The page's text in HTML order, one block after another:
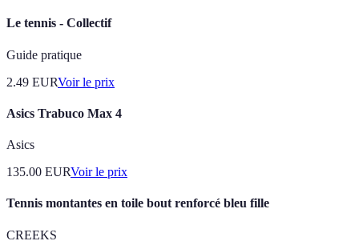
Le tennis - Collectif
Guide pratique
2.49 EURVoir le prix
Asics Trabuco Max 4
Asics
135.00 EURVoir le prix
Tennis montantes en toile bout renforcé bleu fille
CREEKS